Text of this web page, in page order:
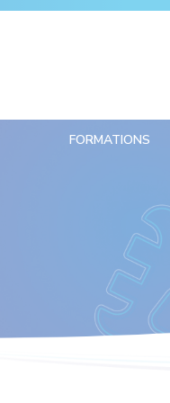
FORMATIONS